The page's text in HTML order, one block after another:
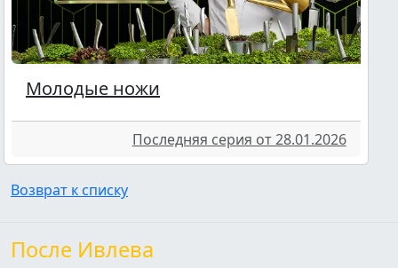
Молодые ножи
Последняя серия от 28.01.2026
Возврат к списку
После Ивлева